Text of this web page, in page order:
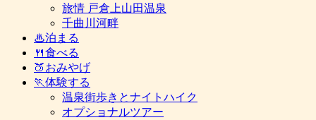
旅情 戸倉上山田温泉
千曲川河畔
♨泊まる
🍴食べる
🍑おみやげ
🏃体験する
温泉街歩きとナイトハイク
オプショナルツアー